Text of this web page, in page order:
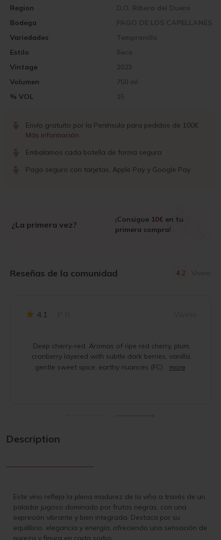
Vintage 2023
Region D.O. Ribera del Duero
Volumen 750 ml
Bodega PAGO DE LOS CAPELLANES
% VOL 15
Variedades Tempranillo
Estilo Seco
CANTIDAD
Envío gratuito por la Península para pedidos de 100€
Más información
Embalamos cada botella de forma segura
Pago seguro con tarjetas, Apple Pay y Google Pay
¿La primera vez?
¡Consigue 10€ en tu
primera compra!
Reseñas de la comunidad 4.2 Vivino
4.1
Deep cherry-red. Aromas of ripe red cherry, plum,
cranberry layered with subtle dark berries, vanilla,
gentle sweet spice, earthy nuances (FC).
more
Description
Este vino refleja la plena madurez de la viña a través de un
paladar jugoso dominado por frutas negras, con una
expresión vibrante y bien integrada. Destaca por su
equilibrio, elegancia y energía, ofreciendo una sensación de
pureza y finura en cada sorbo.